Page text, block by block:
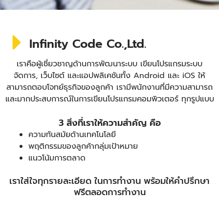
Infinity Code Co.,Ltd.
เราคือผู้เชี่ยวชาญด้านการพัฒนาระบบ เขียนโปรแกรมระบบ
จัดการ, เว็บไซต์ และแอปพลิเคชันทั้ง Android และ iOS ให้
สามารถตอบโจทย์ธุรกิจของลูกค้า เรามีพนักงานที่มีความสามารถ
และมากประสบการณ์ในการเขียนโปรแกรมคอมพิวเตอร์ ทุกรูปแบบ
3 สิ่งที่เราให้ความสำคัญ คือ
ความทันสมัยด้านเทคโนโลยี
พฤติกรรมของลูกค้ากลุ่มเป้าหมาย
แนวโน้มการตลาด
เราใส่ใจทุกรายละเอียด ในการทำงาน พร้อมให้คำปรึกษา
ฟรีตลอดการทำงาน